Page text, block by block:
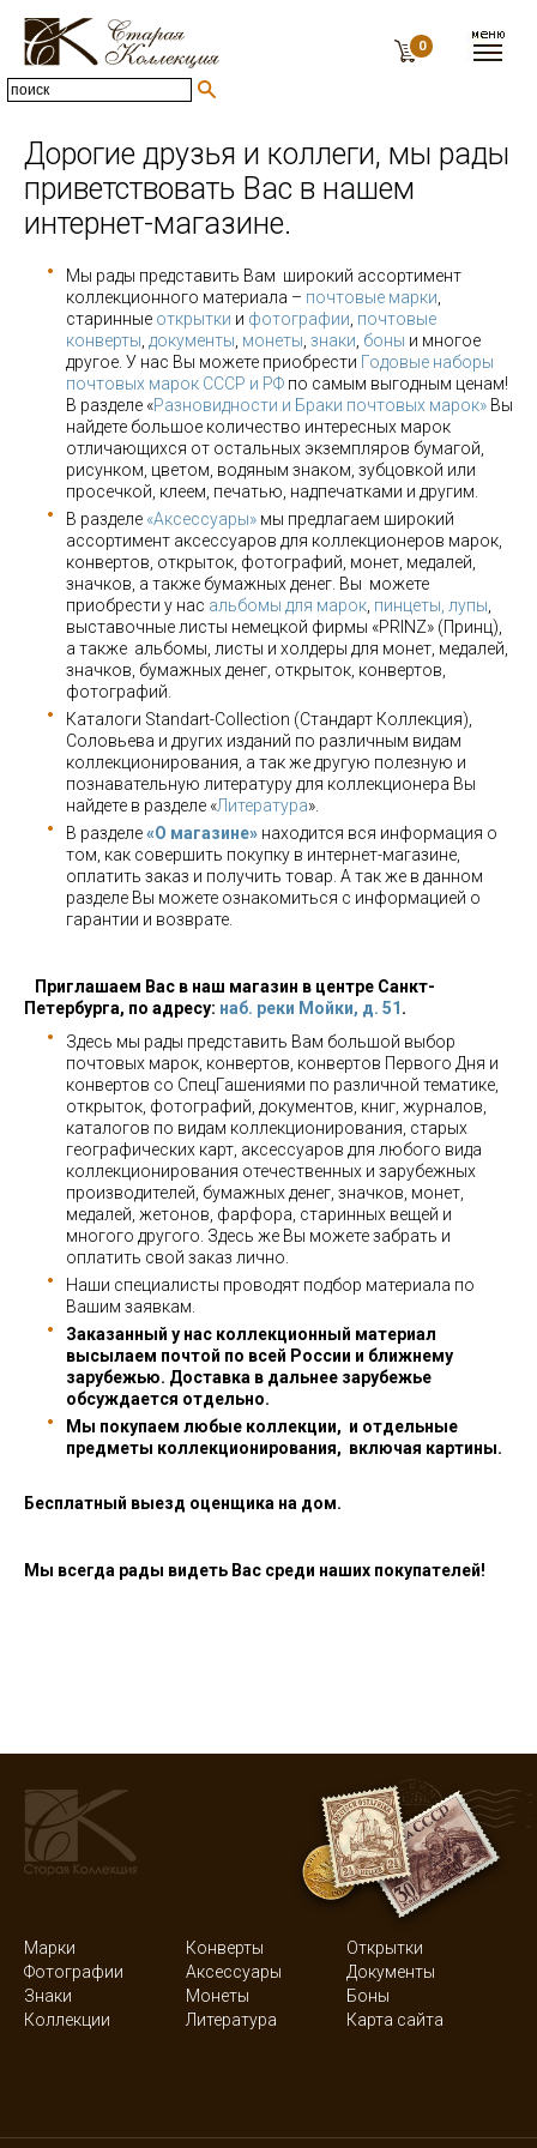
0
Дорогие друзья и коллеги, мы рады
приветствовать Вас в нашем
интернет-магазине.
Мы рады представить Вам широкий ассортимент
коллекционного материала – почтовые марки
старинные открытки и фотографии почтовые
конверты документы монеты знаки боны и многое
другое. У нас Вы можете приобрести Годовые наборы
почтовых марок СССР и РФ по самым выгодным ценам!
В разделе «Разновидности и Браки почтовых марок» Вы
найдете большое количество интересных марок
отличающихся от остальных экземпляров бумагой,
рисунком, цветом, водяным знаком, зубцовкой или
просечкой, клеем, печатью, надпечатками и другим.
В разделе «Аксессуары» мы предлагаем широкий
ассортимент аксессуаров для коллекционеров марок,
конвертов, открыток, фотографий, монет, медалей,
значков, а также бумажных денег. Вы можете
приобрести у нас альбомы для марок пинцеты, лупы
выставочные листы немецкой фирмы «PRINZ» (Принц),
а также альбомы, листы и холдеры для монет, медалей,
значков, бумажных денег, открыток, конвертов,
фотографий.
Каталоги Standart-Collection (Стандарт Коллекция),
Соловьева и других изданий по различным видам
коллекционирования, а так же другую полезную и
познавательную литературу для коллекционера Вы
найдете в разделе «Литература».
В разделе«О магазине» находится вся информация о
том, как совершить покупку в интернет-магазине,
оплатить заказ и получить товар. А так же в данном
разделе Вы можете ознакомиться с информацией о
гарантии и возврате.
Приглашаем Вас в наш магазин в центре Санкт-
Петербурга, по адресу: наб. реки Мойки, д. 51 .
Здесь мы рады представить Вам большой выбор
почтовых марок, конвертов, конвертов Первого Дня и
конвертов со СпецГашениями по различной тематике,
открыток, фотографий, документов, книг, журналов,
каталогов по видам коллекционирования, старых
географических карт, аксессуаров для любого вида
коллекционирования отечественных и зарубежных
производителей, бумажных денег, значков, монет,
медалей, жетонов, фарфора, старинных вещей и
многого другого. Здесь же Вы можете забрать и
оплатить свой заказ лично.
Наши специалисты проводят подбор материала по
Вашим заявкам.
Заказанный у нас коллекционный материал
высылаем почтой по всей России и ближнему
зарубежью. Доставка в дальнее зарубежье
обсуждается отдельно.
Мы покупаем любые коллекции, и отдельные
предметы коллекционирования, включая картины.
Бесплатный выезд оценщика на дом.
Мы всегда рады видеть Вас среди наших покупателей!
Марки Конверты
Открытки
Фотографии
Аксессуары
Документы
Знаки
Монеты
Боны
Коллекции
Литература Карта сайта